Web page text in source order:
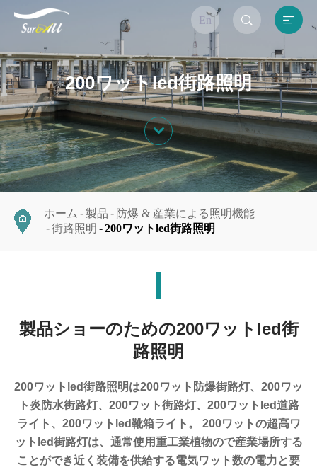
En  
200ワットled街路照明

ホーム 製品
防爆 & 産業による照明機能
街路照明
200ワットled街路照明
製品ショーのための200ワットled街
路照明
200ワットled街路照明は200ワット防爆街路灯、200ワッ
ト炎防水街路灯、200ワット街路灯、200ワットled道路
ライト、200ワットled靴箱ライト。 200ワットの超高ワ
ットled街路灯は、通常使用重工業植物ので産業場所する
ことができ近く装備を供給する電気ワット数の電力と要